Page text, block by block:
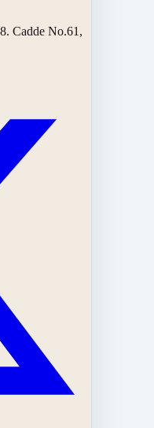
Cadde No.61,